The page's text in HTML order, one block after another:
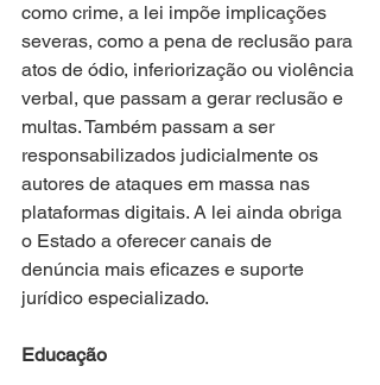
como crime, a lei impõe implicações
severas, como a pena de reclusão para
atos de ódio, inferiorização ou violência
verbal, que passam a gerar reclusão e
multas. Também passam a ser
responsabilizados judicialmente os
autores de ataques em massa nas
plataformas digitais. A lei ainda obriga
o Estado a oferecer canais de
denúncia mais eficazes e suporte
jurídico especializado.
Educação